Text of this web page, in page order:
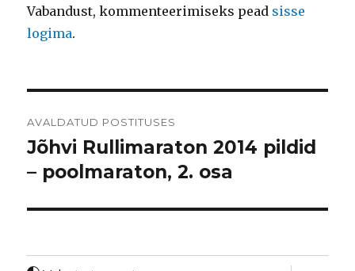
Vabandust, kommenteerimiseks pead sisse
logima.
AVALDATUD POSTITUSES
Jõhvi Rullimaraton 2014 pildid
– poolmaraton, 2. osa